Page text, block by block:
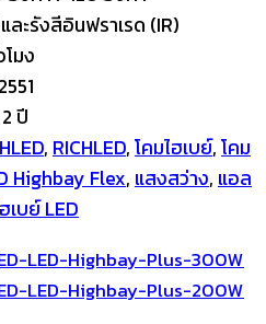
ละรังสีอินฟราเรด (IR)
มง
ปี
, RICHLED,โคมไฮเบย์,โคม
Highbay Flex, แสงสว่าง, แอล
เบย์ LED